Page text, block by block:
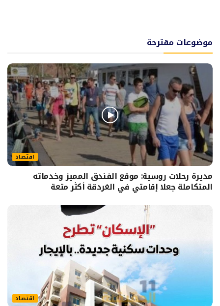
موضوعات مقترحة
اقتصاد
مديرة رحلات روسية: موقع الفندق المميز وخدماته
المتكاملة جعلا إقامتي في الغردقة أكثر متعة
اقتصاد